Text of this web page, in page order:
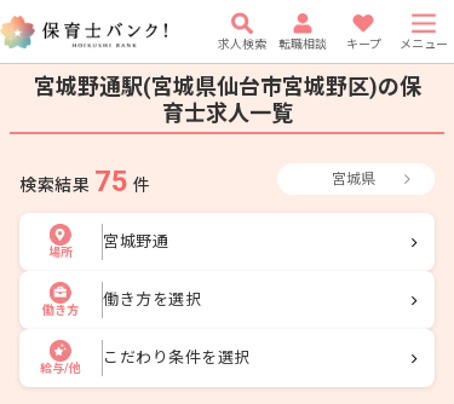
求人検索 転職相談 キープ メニュー
宮城野通駅(宮城県仙台市宮城野区)の保
育士求人一覧
検索結果 75 件 宮城県
場所
宮城野通
働き方
働き方を選択
給与/他
こだわり条件を選択